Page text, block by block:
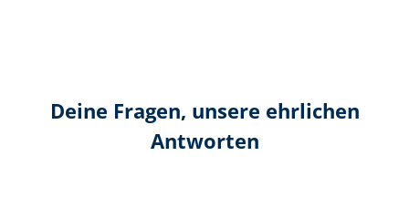
PRODUKTBESCHREIBUNG HERUNTERLADEN
Deine Fragen, unsere ehrlichen
Antworten